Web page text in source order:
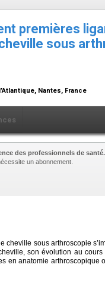
premières
sous
Nantes, France
des professionnels de santé.
un abonnement.
cheville sous arthroscopie
son évolution au
en anatomie arthroscopique